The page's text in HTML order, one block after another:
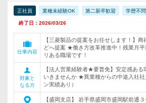
正社員 業種未経験OK 第二新卒歓迎 学歴不問
終了日：2026/03/26
仕事内容
【三菱製品の提案をお任せします！】
どへ提案 ★働き方改革推進中！残業月
リある職場です！
対象と
なる方
【法人営業経験者★要普免】安定感ある
いきませんか ★異業種からの中途入社
ン実績あり）
【盛岡支店】 岩手県盛岡市盛岡駅前通